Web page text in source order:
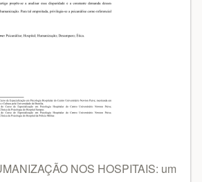
NOS HOSPITAIS: um